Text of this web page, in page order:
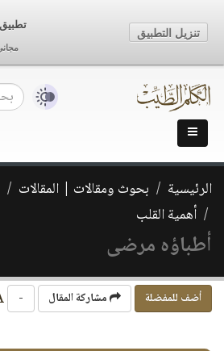
الرئيسية بحوث ومقالات | المقالات
أهمية القلب
أطباؤه مرضى
أضف للمفضلة مشاركة المقال -
تنزيل التطبيق